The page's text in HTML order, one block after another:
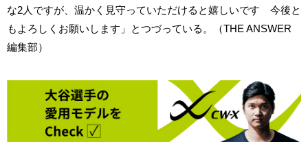
な2人ですが、温かく見守っていただけると嬉しいです 今後と
もよろしくお願いします」とつづっている。（THE ANSWER
編集部）